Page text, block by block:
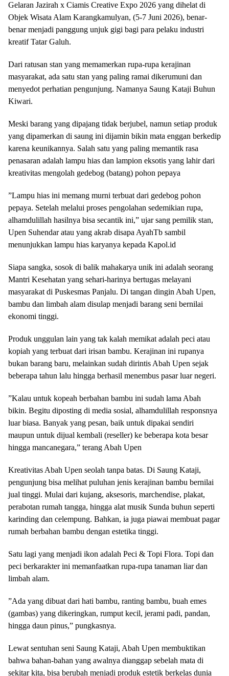
​Gelaran Jazirah x Ciamis Creative Expo 2026 yang dihelat di
Objek Wisata Alam Karangkamulyan, (5-7 Juni 2026), benar-
benar menjadi panggung unjuk gigi bagi para pelaku industri
kreatif Tatar Galuh.
​Dari ratusan stan yang memamerkan rupa-rupa kerajinan
masyarakat, ada satu stan yang paling ramai dikerumuni dan
menyedot perhatian pengunjung. Namanya Saung Kataji Buhun
Kiwari.
​Meski barang yang dipajang tidak berjubel, namun setiap produk
yang dipamerkan di saung ini dijamin bikin mata enggan berkedip
karena keunikannya. Salah satu yang paling memantik rasa
penasaran adalah lampu hias dan lampion eksotis yang lahir dari
kreativitas mengolah gedebog (batang) pohon pepaya
​”Lampu hias ini memang murni terbuat dari gedebog pohon
pepaya. Setelah melalui proses pengolahan sedemikian rupa,
alhamdulillah hasilnya bisa secantik ini,” ujar sang pemilik stan,
Upen Suhendar atau yang akrab disapa AyahTb sambil
menunjukkan lampu hias karyanya kepada Kapol.id
​Siapa sangka, sosok di balik mahakarya unik ini adalah seorang
Mantri Kesehatan yang sehari-harinya bertugas melayani
masyarakat di Puskesmas Panjalu. Di tangan dingin Abah Upen,
bambu dan limbah alam disulap menjadi barang seni bernilai
ekonomi tinggi.
​Produk unggulan lain yang tak kalah memikat adalah peci atau
kopiah yang terbuat dari irisan bambu. Kerajinan ini rupanya
bukan barang baru, melainkan sudah dirintis Abah Upen sejak
beberapa tahun lalu hingga berhasil menembus pasar luar negeri.
​”Kalau untuk kopeah berbahan bambu ini sudah lama Abah
bikin. Begitu diposting di media sosial, alhamdulillah responsnya
luar biasa. Banyak yang pesan, baik untuk dipakai sendiri
maupun untuk dijual kembali (reseller) ke beberapa kota besar
hingga mancanegara,” terang Abah Upen
​Kreativitas Abah Upen seolah tanpa batas. Di Saung Kataji,
pengunjung bisa melihat puluhan jenis kerajinan bambu bernilai
jual tinggi. Mulai dari kujang, aksesoris, marchendise, plakat,
perabotan rumah tangga, hingga alat musik Sunda buhun seperti
karinding dan celempung. Bahkan, ia juga piawai membuat pagar
rumah berbahan bambu dengan estetika tinggi.
​Satu lagi yang menjadi ikon adalah Peci & Topi Flora. Topi dan
peci berkarakter ini memanfaatkan rupa-rupa tanaman liar dan
limbah alam.
​”Ada yang dibuat dari hati bambu, ranting bambu, buah emes
(gambas) yang dikeringkan, rumput kecil, jerami padi, pandan,
hingga daun pinus,” pungkasnya.
​Lewat sentuhan seni Saung Kataji, Abah Upen membuktikan
bahwa bahan-bahan yang awalnya dianggap sebelah mata di
sekitar kita, bisa berubah menjadi produk estetik berkelas dunia